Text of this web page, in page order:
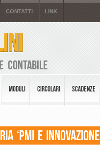
CONTATTI LINK
Contabile
MODULI CIRCOLARI SCADENZE
‘PMI e